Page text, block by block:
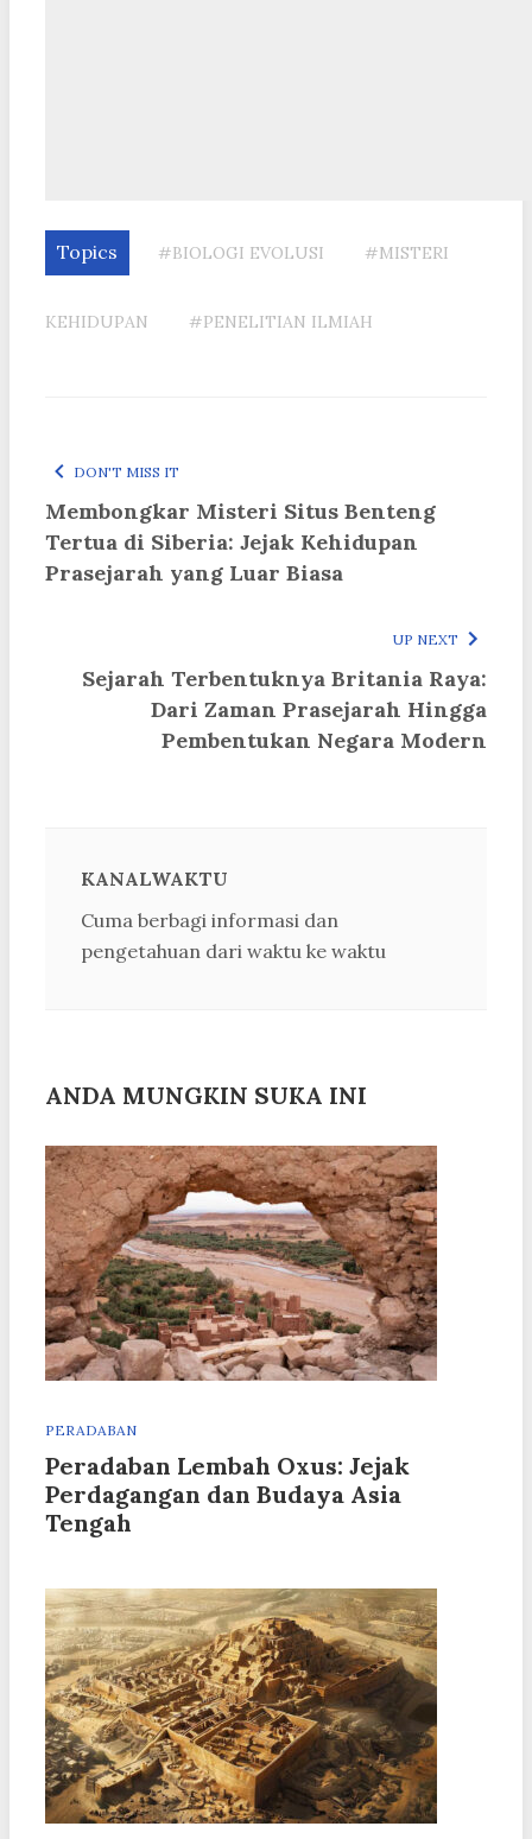
Topics #BIOLOGI EVOLUSI #MISTERI
KEHIDUPAN #PENELITIAN ILMIAH
DON'T MISS IT
Membongkar Misteri Situs Benteng
Tertua di Siberia: Jejak Kehidupan
Prasejarah yang Luar Biasa
UP NEXT
Sejarah Terbentuknya Britania Raya:
Dari Zaman Prasejarah Hingga
Pembentukan Negara Modern
KANALWAKTU
Cuma berbagi informasi dan
pengetahuan dari waktu ke waktu
ANDA MUNGKIN SUKA INI
PERADABAN
Peradaban Lembah Oxus: Jejak
Perdagangan dan Budaya Asia
Tengah